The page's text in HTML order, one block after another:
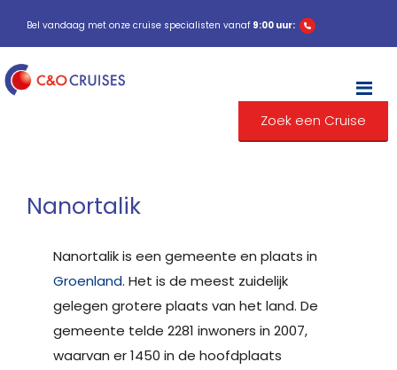
Bel vandaag met onze cruise specialisten vanaf 9:00 uur:
Zoek een Cruise
Nanortalik
Nanortalik is een gemeente en plaats in
Groenland. Het is de meest zuidelijk
gelegen grotere plaats van het land. De
gemeente telde 2281 inwoners in 2007,
waarvan er 1450 in de hoofdplaats